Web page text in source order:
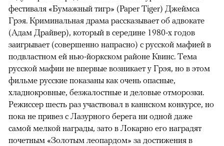
фестиваля «Бумажный тигр» (Paper Tiger) Джеймса
Грэя. Криминальная драма рассказывает об адвокате
(Адам Драйвер), который в середине 1980-х годов
заигрывает (совершенно напрасно) с русской мафией в
подвластном ей нью-йоркском районе Квинс. Тема
русской мафии не впервые возникает у Грэя, но в этом
фильме русские показаны как очень опасные,
хладнокровные, безжалостные и деловые отморозки.
Режиссер шесть раз участвовал в каннском конкурсе, но
пока не привез с Лазурного берега ни одной даже
самой мелкой награды, зато в Локарно его наградят
почетным «Золотым леопардом» за достижения в